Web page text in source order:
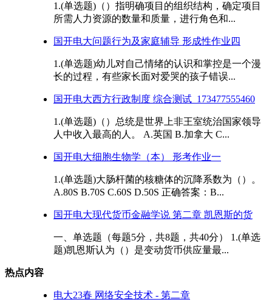
1.(单选题)（）指明确项目的组织结构，确定项目
所需人力资源的数量和质量，进行角色和...
国开电大问题行为及家庭辅导 形成性作业四
1.(单选题)幼儿对自己情绪的认识和掌控是一个漫
长的过程，有些家长面对爱哭的孩子错误...
国开电大西方行政制度 综合测试_173477555460
1.(单选题)（）总统是世界上非王室统治国家领导
人中收入最高的人。 A.英国 B.加拿大 C...
国开电大细胞生物学（本） 形考作业一
1.(单选题)大肠杆菌的核糖体的沉降系数为（）。
A.80S B.70S C.60S D.50S 正确答案：B...
国开电大现代货币金融学说 第二章 凯恩斯的货
一、单选题（每题5分，共8题，共40分） 1.(单选
题)凯恩斯认为（）是变动货币供应量最...
热点内容
电大23春 网络安全技术 - 第二章